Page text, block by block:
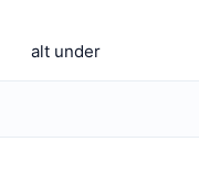
alt under